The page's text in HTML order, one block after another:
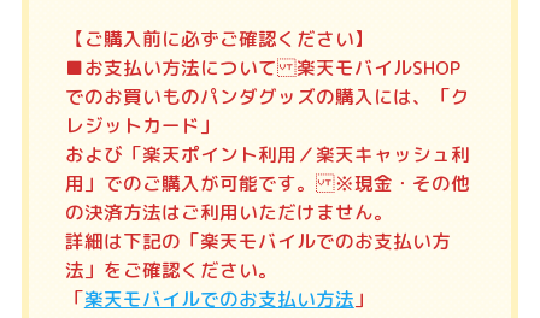
【ご購入前に必ずご確認ください】
■お支払い方法について 楽天モバイルSHOP
でのお買いものパンダグッズの購入には、「ク
レジットカード」
および「楽天ポイント利用／楽天キャッシュ利
用」でのご購入が可能です。 ※現金・その他
の決済方法はご利用いただけません。
詳細は下記の「楽天モバイルでのお支払い方
法」をご確認ください。
「楽天モバイルでのお支払い方法 」